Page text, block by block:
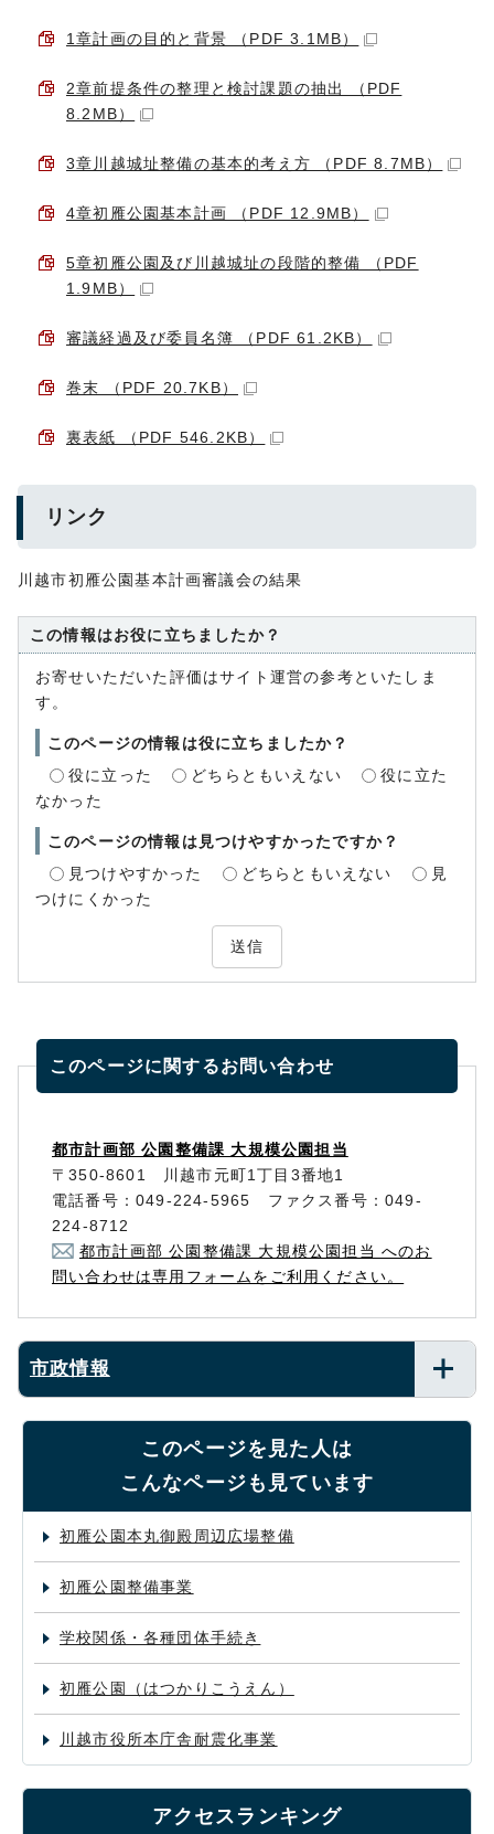
1章計画の目的と背景 （PDF 3.1MB）
2章前提条件の整理と検討課題の抽出 （PDF
8.2MB）
3章川越城址整備の基本的考え方 （PDF 8.7MB）
4章初雁公園基本計画 （PDF 12.9MB）
5章初雁公園及び川越城址の段階的整備 （PDF
1.9MB）
審議経過及び委員名簿 （PDF 61.2KB）
巻末 （PDF 20.7KB）
裏表紙 （PDF 546.2KB）
リンク
川越市初雁公園基本計画審議会の結果
この情報はお役に立ちましたか？
お寄せいただいた評価はサイト運営の参考といたしま
す。
このページの情報は役に立ちましたか？
役に立った
どちらともいえない
役に立た
なかった
このページの情報は見つけやすかったですか？
見つけやすかった
どちらともいえない
見
つけにくかった
送信
このページに関するお問い合わせ
都市計画部 公園整備課 大規模公園担当
〒350-8601 川越市元町1丁目3番地1
電話番号：049-224-5965 ファクス番号：049-
224-8712
都市計画部 公園整備課 大規模公園担当 へのお
問い合わせは専用フォームをご利用ください。
市政情報
このページを見た人は
こんなページも見ています
初雁公園本丸御殿周辺広場整備
初雁公園整備事業
学校関係・各種団体手続き
初雁公園（はつかりこうえん）
川越市役所本庁舎耐震化事業
アクセスランキング